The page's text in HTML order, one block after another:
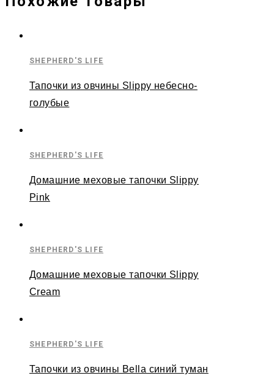
SHEPHERD'S LIFE
Тапочки из овчины Slippy небесно-
голубые
SHEPHERD'S LIFE
Домашние меховые тапочки Slippy
Pink
SHEPHERD'S LIFE
Домашние меховые тапочки Slippy
Cream
SHEPHERD'S LIFE
Тапочки из овчины Bella синий туман